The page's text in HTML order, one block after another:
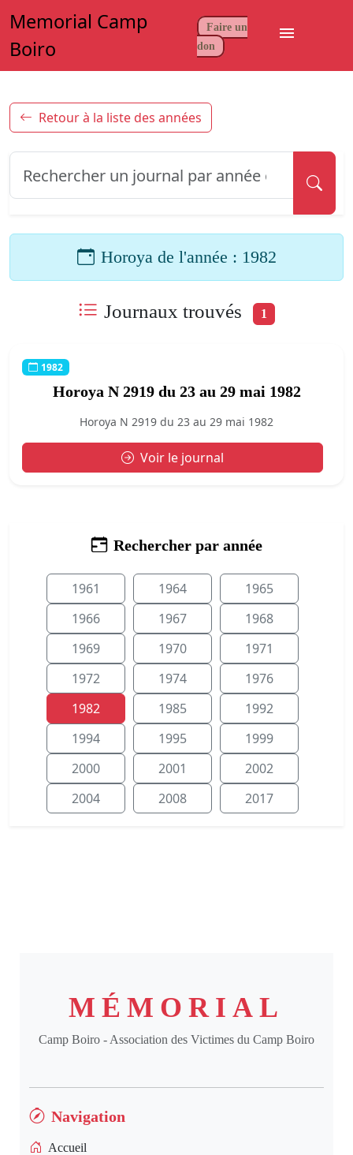
Memorial Camp
Boiro
Faire un
don
menu
Retour à la liste des années
Horoya de l'année : 1982
Journaux trouvés 1
1982
Horoya N 2919 du 23 au 29 mai 1982
Horoya N 2919 du 23 au 29 mai 1982
Voir le journal
Rechercher par année
1961 1964
1965
1966
1967
1968
1969
1970
1971
1972
1974
1976
1982
1985
1992
1994
1995
1999
2000
2001
2002
2004
2008 2017
MÉMORIAL
Camp Boiro - Association des Victimes du Camp Boiro
Navigation
Accueil